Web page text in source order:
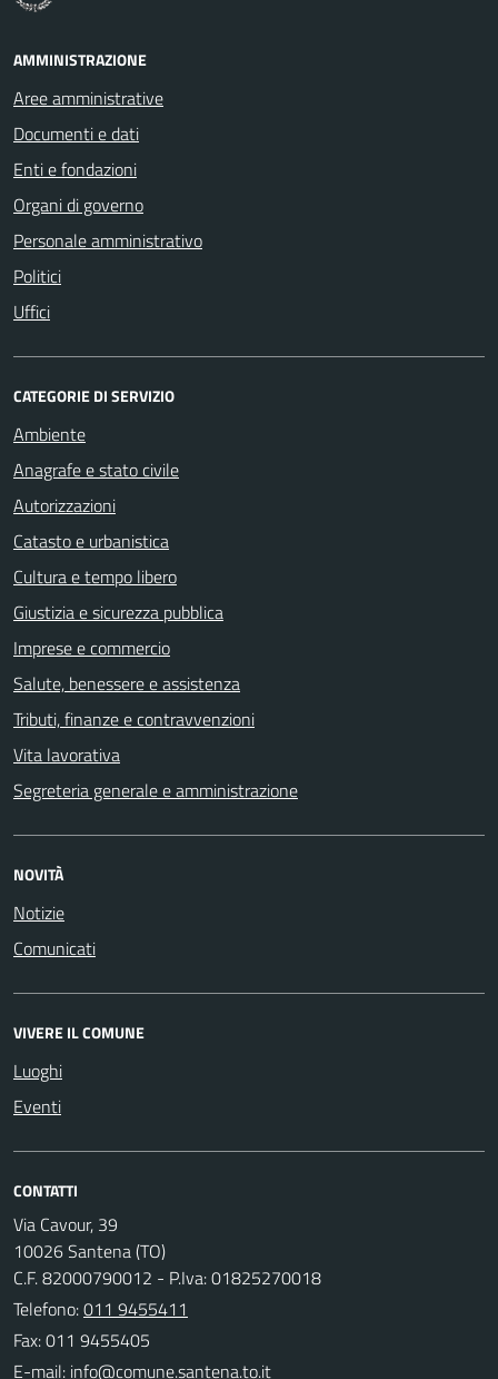
AMMINISTRAZIONE
Aree amministrative
Documenti e dati
Enti e fondazioni
Organi di governo
Personale amministrativo
Politici
Uffici
CATEGORIE DI SERVIZIO
Ambiente
Anagrafe e stato civile
Autorizzazioni
Catasto e urbanistica
Cultura e tempo libero
Giustizia e sicurezza pubblica
Imprese e commercio
Salute, benessere e assistenza
Tributi, finanze e contravvenzioni
Vita lavorativa
Segreteria generale e amministrazione
NOVITÀ
Notizie
Comunicati
VIVERE IL COMUNE
Luoghi
Eventi
CONTATTI
Via Cavour, 39
10026 Santena (TO)
C.F. 82000790012 - P.Iva: 01825270018
Telefono:011 9455411
Fax: 011 9455405
E-mail: